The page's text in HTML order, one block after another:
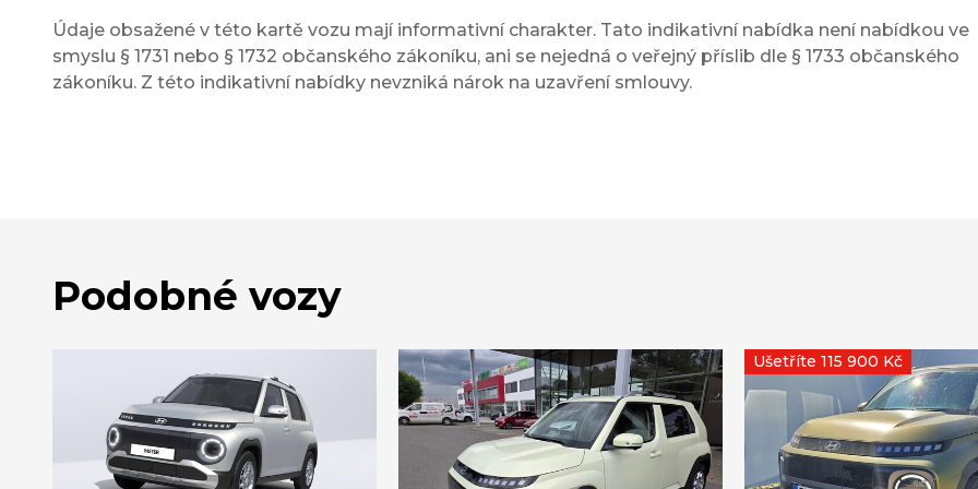
Údaje obsažené v této kartě vozu mají informativní charakter. Tato indikativní nabídka není nabídkou ve
smyslu § 1731 nebo § 1732 občanského zákoníku, ani se nejedná o veřejný příslib dle § 1733 občanského
zákoníku. Z této indikativní nabídky nevzniká nárok na uzavření smlouvy.
Podobné vozy
Ušetříte 115 900 Kč